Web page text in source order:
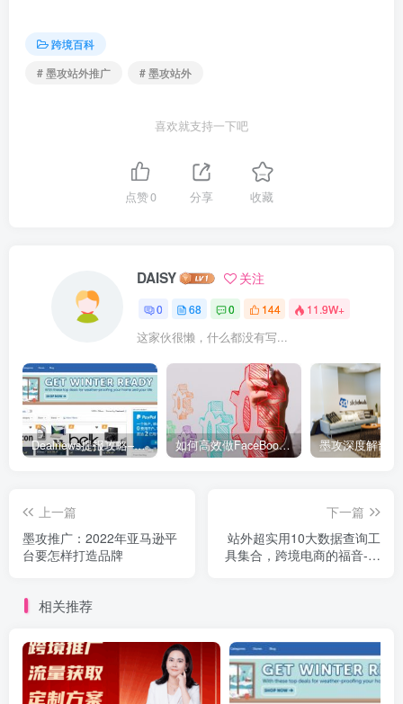
跨境百科
# 墨攻站外推广
# 墨攻站外
喜欢就支持一下吧
点赞0 分享 收藏
DAISY 关注
0 68 0 144 11.9W+
这家伙很懒，什么都没有写...
Dealnews提报攻略–美国Top2专业折扣网站 如何高效做FaceBook群组促销推广
上一篇
墨攻推广：2022年亚马逊平
台要怎样打造品牌
下一篇
站外超实用10大数据查询工
具集合，跨境电商的福音-墨
相关推荐